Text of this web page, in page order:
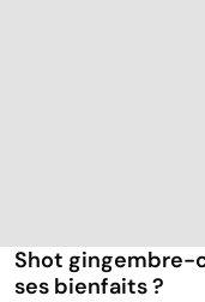
Shot gingembre-
ses bienfaits ?